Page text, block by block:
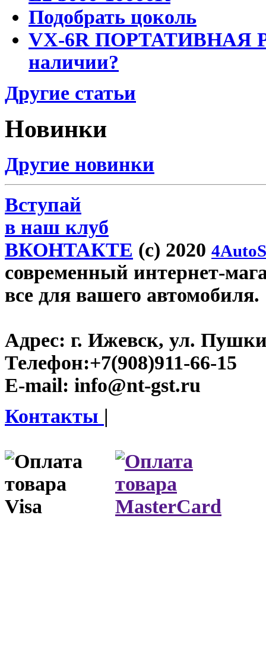
Подобрать цоколь
VX-6R ПОРТАТИВНАЯ
наличии?
Другие статьи
Новинки
Другие новинки
Вступай
в наш клуб
ВКОНТАКТЕ (c) 2020
современный интернет-
все для вашего автомобиля.
Адрес: г. Ижевск, ул.
Телефон:+7(908)911-66-15
E-mail: info@nt-gst.ru
Контакты |